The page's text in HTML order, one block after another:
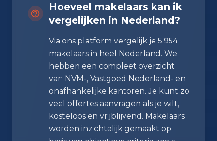
Hoeveel makelaars kan ik
vergelijken in Nederland?
Via ons platform vergelijk je 5.954
makelaars in heel Nederland. We
hebben een compleet overzicht
van NVM-, Vastgoed Nederland- en
onafhankelijke kantoren. Je kunt zo
veel offertes aanvragen als je wilt,
kosteloos en vrijblijvend. Makelaars
worden inzichtelijk gemaakt op